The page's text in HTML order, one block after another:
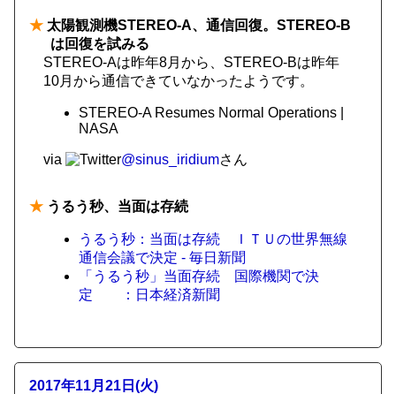
★ 太陽観測機STEREO-A、通信回復。STEREO-B
は回復を試みる
STEREO-Aは昨年8月から、STEREO-Bは昨年
10月から通信できていなかったようです。
STEREO-A Resumes Normal Operations |
NASA
via @sinus_iridiumさん
★ うるう秒、当面は存続
うるう秒：当面は存続 ＩＴＵの世界無線
通信会議で決定 - 毎日新聞
「うるう秒」当面存続 国際機関で決
定 ：日本経済新聞
2017年11月21日(火)